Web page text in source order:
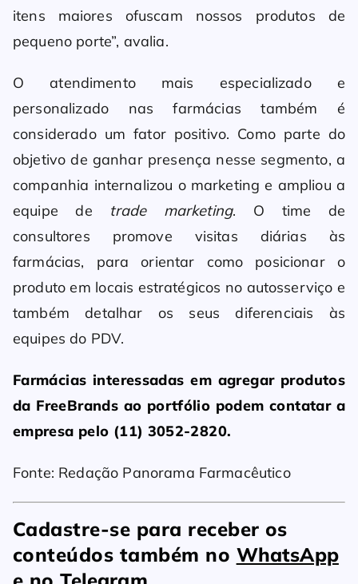
itens maiores ofuscam nossos produtos de
pequeno porte”, avalia.
O atendimento mais especializado e
personalizado nas farmácias também é
considerado um fator positivo. Como parte do
objetivo de ganhar presença nesse segmento, a
companhia internalizou o marketing e ampliou a
equipe de trade marketing. O time de
consultores promove visitas diárias às
farmácias, para orientar como posicionar o
produto em locais estratégicos no autosserviço e
também detalhar os seus diferenciais às
equipes do PDV.
Farmácias interessadas em agregar produtos
da FreeBrands ao portfólio podem contatar a
empresa pelo (11) 3052-2820.
Fonte: Redação Panorama Farmacêutico
Cadastre-se para receber os
conteúdos também no WhatsApp